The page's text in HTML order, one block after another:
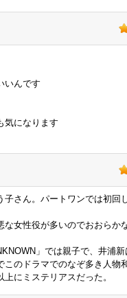
いんです
気になります
子さん。パートワンでは初回
な女性役が多いのでおおらか
」では親子で、井浦
このドラマでのなぞ多き人物
にミステリアスだった。